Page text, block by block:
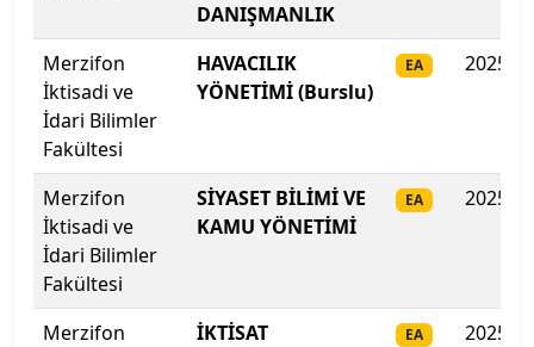
Erzincan Binali Yıldırım Üniversitesi
Erzurum Teknik Üniversitesi
Eskişehir Osmangazi Üniversitesi
Eskişehir Teknik Üniversitesi
Fatih Sultan Mehmet Vakıf Üniversitesi
Fenerbahçe Üniversitesi
DANIŞMANLIK
Merzifon
İktisadi ve
İdari Bilimler
Fakültesi
HAVACILIK
YÖNETİMİ (Burslu)
EA 2025
Merzifon
İktisadi ve
İdari Bilimler
Fakültesi
SİYASET BİLİMİ VE
KAMU YÖNETİMİ
EA 2025
Merzifon
İKTİSAT EA 2025